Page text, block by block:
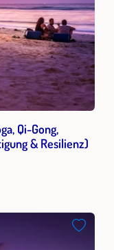
Qi-Gong,
& Resilienz)